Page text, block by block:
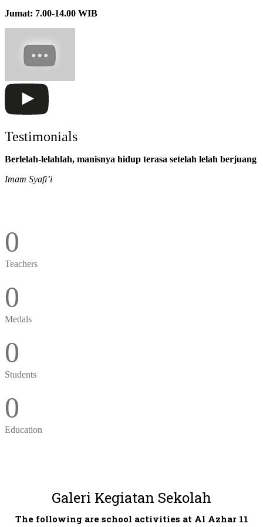
Jumat: 7.00-14.00 WIB
Testimonials
Berlelah-lelahlah, manisnya hidup terasa setelah lelah berjuang
Imam Syafi’i
0
Teachers
0
Medals
0
Students
0
Education
Galeri Kegiatan Sekolah
The following are school activities at Al Azhar 11